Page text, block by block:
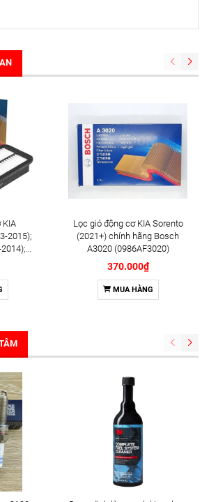
KIA
2015);
2014);
chính
Lọc gió động cơ KIA Sorento
(2021+) chính hãng Bosch
A3020 (0986AF3020)
370.000₫
MUA HÀNG